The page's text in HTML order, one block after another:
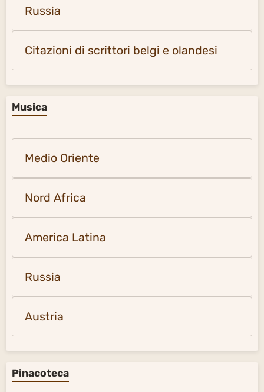
Russia
Citazioni di scrittori belgi e olandesi
Musica
Medio Oriente
Nord Africa
America Latina
Russia
Austria
Pinacoteca